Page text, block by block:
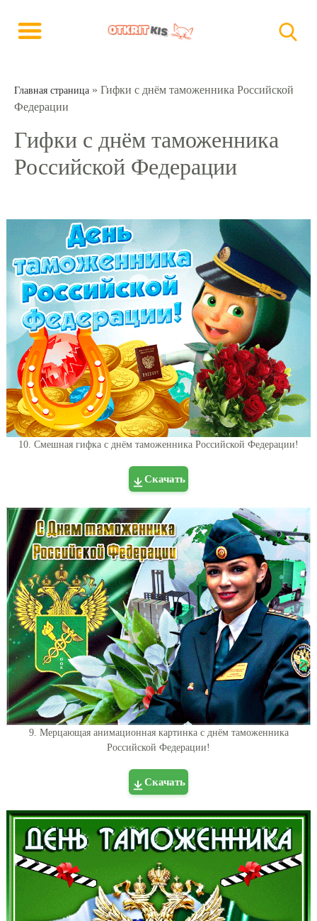
Главная страница » Гифки с днём таможенника Российской
Федерации
Гифки с днём таможенника
Российской Федерации
10. Смешная гифка с днём таможенника Российской Федерации!
Скачать
9. Мерцающая анимационная картинка с днём таможенника
Российской Федерации!
Скачать